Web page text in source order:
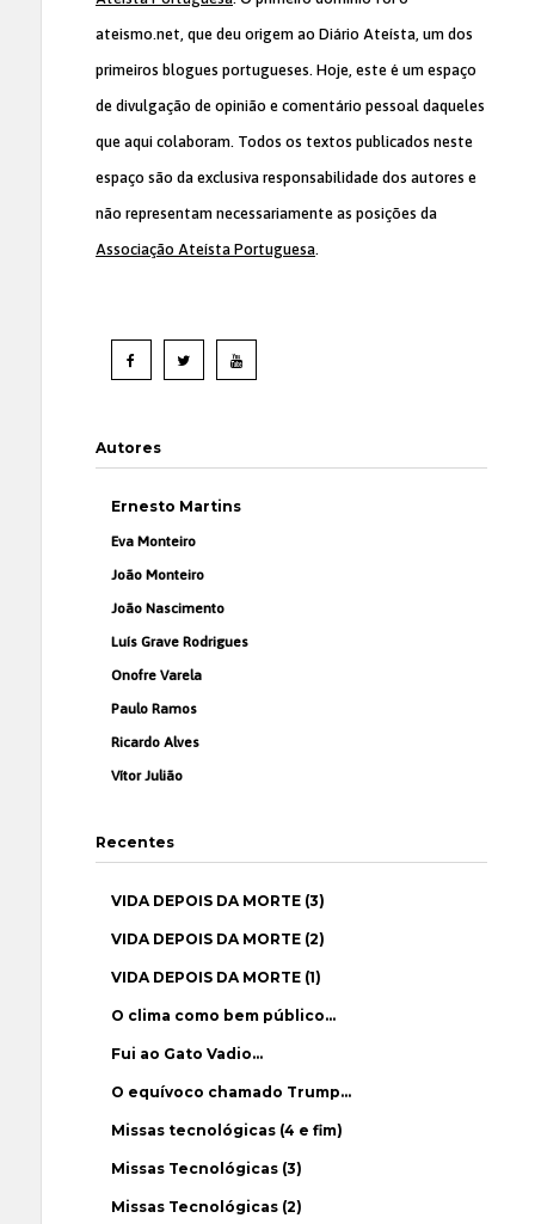
ateismo.net, que deu origem ao Diário Ateísta, um dos
primeiros blogues portugueses. Hoje, este é um espaço
de divulgação de opinião e comentário pessoal daqueles
que aqui colaboram. Todos os textos publicados neste
espaço são da exclusiva responsabilidade dos autores e
não representam necessariamente as posições da
Associação Ateísta Portuguesa.
Autores
Ernesto Martins
Eva Monteiro
João Monteiro
João Nascimento
Luís Grave Rodrigues
Onofre Varela
Paulo Ramos
Ricardo Alves
Vítor Julião
Recentes
VIDA DEPOIS DA MORTE (3)
VIDA DEPOIS DA MORTE (2)
VIDA DEPOIS DA MORTE (1)
O clima como bem público…
Fui ao Gato Vadio…
O equívoco chamado Trump…
Missas tecnológicas (4 e fim)
Missas Tecnológicas (3)
Missas Tecnológicas (2)